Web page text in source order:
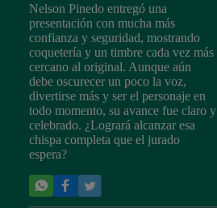
Nelson Pinedo entregó una
presentación con mucha más
confianza y seguridad, mostrando
coquetería y un timbre cada vez más
cercano al original. Aunque aún
debe oscurecer un poco la voz,
divertirse más y ser el personaje en
todo momento, su avance fue claro y
celebrado. ¿Logrará alcanzar esa
chispa completa que el jurado
espera?